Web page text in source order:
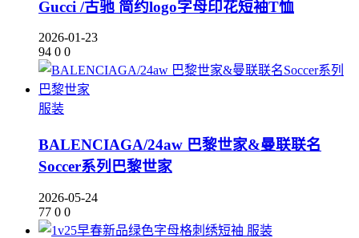
Gucci /古驰 简约logo字母印花短袖T恤
2026-01-23
94 0 0
服装
BALENCIAGA/24aw 巴黎世家&曼联联名
Soccer系列巴黎世家
2026-05-24
77 0 0
服装